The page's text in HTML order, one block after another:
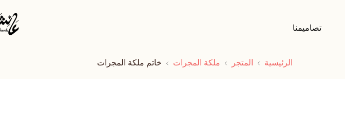
تصاميمنا
الرئيسية المتجر ملكة المجرات خاتم ملكة المجرات